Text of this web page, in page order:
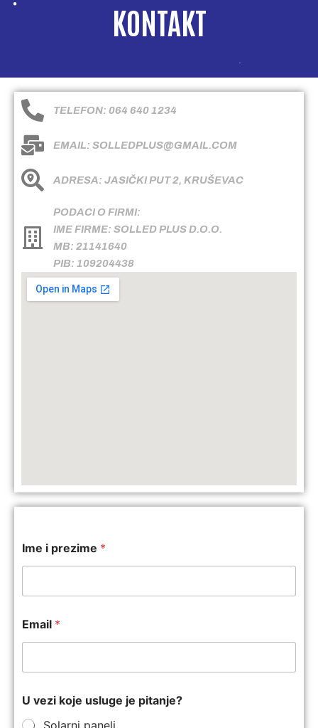
KONTAKT
TELEFON: 064 640 1234
EMAIL: SOLLEDPLUS@GMAIL.COM
ADRESA: JASIČKI PUT 2, KRUŠEVAC
PODACI O FIRMI:
IME FIRME: SOLLED PLUS D.O.O.
MB: 21141640
PIB: 109204438
Ime i prezime *
Email *
U vezi koje usluge je pitanje?
Solarni paneli